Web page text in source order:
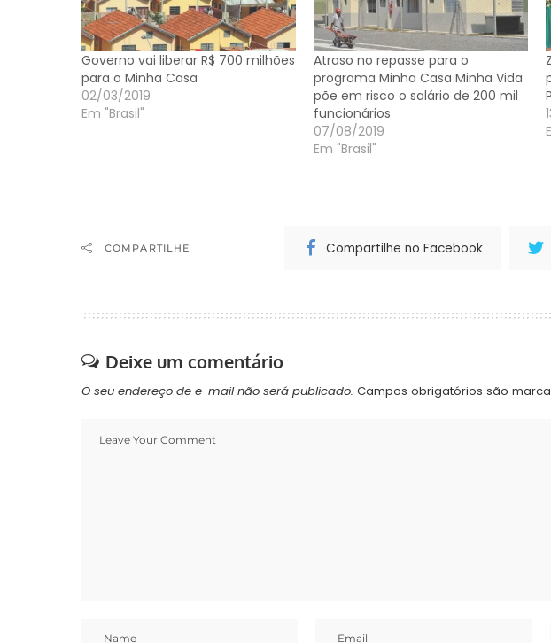
Governo vai liberar R$ 700 milhões
para o Minha Casa
02/03/2019
Em "Brasil"
Atraso no repasse para o
programa Minha Casa Minha Vida
põe em risco o salário de 200 mil
funcionários
07/08/2019
Em "Brasil"
COMPARTILHE Compartilhe no Facebook
Deixe um comentário
O seu endereço de e-mail não será publicado. Campos obrigatórios são